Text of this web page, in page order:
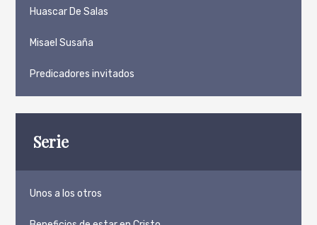
Huascar De Salas
Misael Susaña
Predicadores invitados
Serie
Unos a los otros